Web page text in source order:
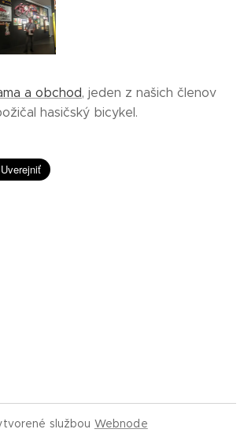
a obchod, jeden z našich členov
hasičský bicykel.
službou Webnode